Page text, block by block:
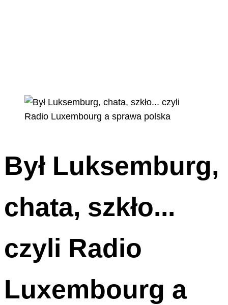
Był Luksemburg,
chata, szkło...
czyli Radio
Luxembourg a